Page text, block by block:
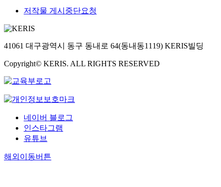
저작물 게시중단요청
41061 대구광역시 동구 동내로 64(동내동1119) KERIS빌딩
Copyright© KERIS. ALL RIGHTS RESERVED
네이버 블로그
인스타그램
유튜브
해외이동버튼